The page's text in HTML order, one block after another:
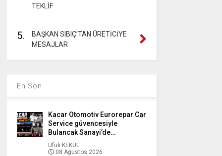
TEKLİF
5.
BAŞKAN SIBIÇ’TAN ÜRETİCİYE
MESAJLAR
En Son
Kacar Otomotiv Eurorepar Car
Service güvencesiyle
Bulancak Sanayi’de…
Ufuk KEKÜL
08 Ağustos 2026